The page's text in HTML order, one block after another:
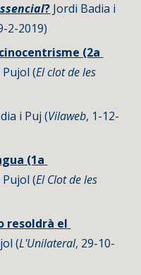
? Jordi Badia i
2-2019)
(2a
Pujol (El clot de les
i Puj (Vilaweb, 1-12-
(1a
Pujol (El Clot de les
resoldrà el
(L'Unilateral, 29-10-